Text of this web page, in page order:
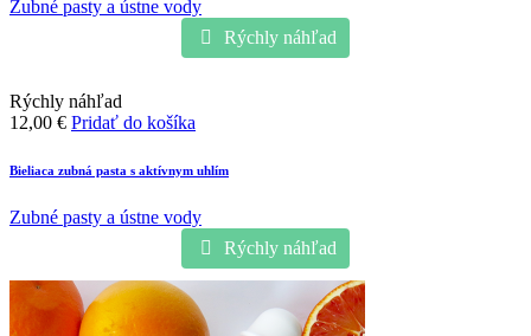
Zubné pasty a ústne vody
Rýchly náhľad
Rýchly náhľad
12,00 € Pridať do košíka
Bieliaca zubná pasta s aktívnym uhlím
Zubné pasty a ústne vody
Rýchly náhľad